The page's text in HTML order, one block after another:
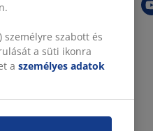
szabott és
a süti ikonra
a személyes adatok